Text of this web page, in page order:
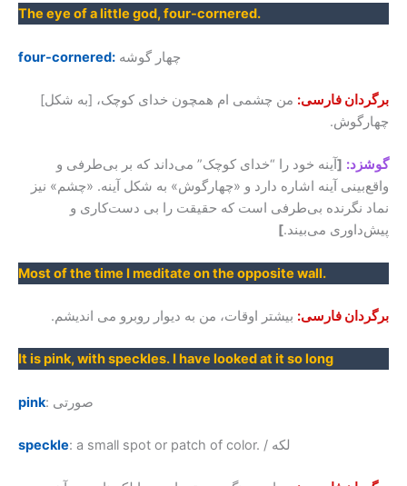
The eye of a little god, four-cornered.
four-cornered: چهار گوشه
برگردان فارسی: من چشمی ام همچون خدای کوچک، [به شکل]
چهارگوش.
گوشزد: [ آینه خود را “خدای کوچک” می‌داند که بر بی‌طرفی و
واقع‌بینی آینه اشاره دارد و «چهارگوش» به شکل آینه. «چشم» نیز
نماد نگرنده بی‌طرفی است که حقیقت را بی دست‌کاری و
پیش‌داوری می‌بیند.]
Most of the time I meditate on the opposite wall.
برگردان فارسی: بیشتر اوقات، من به دیوار روبرو می اندیشم.
It is pink, with speckles. I have looked at it so long
pink : صورتی
speckle : a small spot or patch of color. / لکه